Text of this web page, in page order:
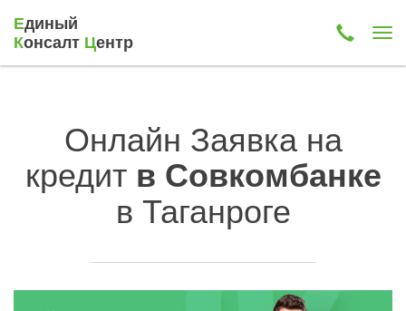
Единый
Консалт Центр
Онлайн Заявка на
кредит в Совкомбанке
в Таганроге